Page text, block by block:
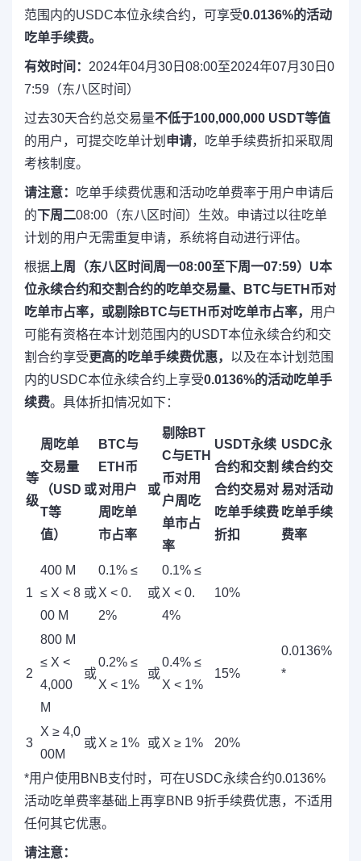
范围内的USDC本位永续合约，可享受0.0136%的活动
吃单手续费。
有效时间： 2024年04月30日08:00至2024年07月30日0
7:59（东八区时间）
过去30天合约总交易量不低于100,000,000 USDT等值
的用户，可提交吃单计划 申请，吃单手续费折扣采取周
考核制度。
请注意：
吃单手续费优惠和活动吃单费率于用户申请后
的下周二08:00（东八区时间）生效。申请过以往吃单
计划的用户无需重复申请，系统将自动进行评估。
根据 上周（东八区时间周一08:00至下周一07:59）U本
位永续合约和交割合约的吃单交易量、BTC与ETH币对
吃单市占率，或剔除BTC与ETH币对吃单市占率， 用户
可能有资格在本计划范围内的USDT本位永续合约和交
割合约享受更高的吃单手续费优惠， 以及在本计划范围
内的USDC本位永续合约上享受0.0136%的活动吃单手
续费。具体折扣情况如下：
等
级
周吃单
交易量
（USD
T等
值）
或
BTC与
ETH币
对用户
周吃单
市占率
或
剔除BT
C与ETH
币对用
户周吃
单市占
率
USDT永续
合约和交割
合约交易对
吃单手续费
折扣
USDC永
续合约交
易对活动
吃单手续
费率
1
400 M
≤ X < 8
00 M
或
0.1% ≤
X < 0.
2%
或
0.1% ≤
X < 0.
4%
10%
0.0136%
*
2
800 M
≤ X <
4,000
M
或
0.2% ≤
X < 1%
或
0.4% ≤
X < 1%
15%
3
X ≥ 4,0
00M
或X ≥ 1% 或X ≥ 1% 20%
*用户使用BNB支付时，可在USDC永续合约0.0136%
活动吃单费率基础上再享BNB 9折手续费优惠，不适用
任何其它优惠。
请注意：